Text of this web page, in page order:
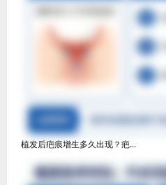
植发后疤痕增生多久出现？疤...